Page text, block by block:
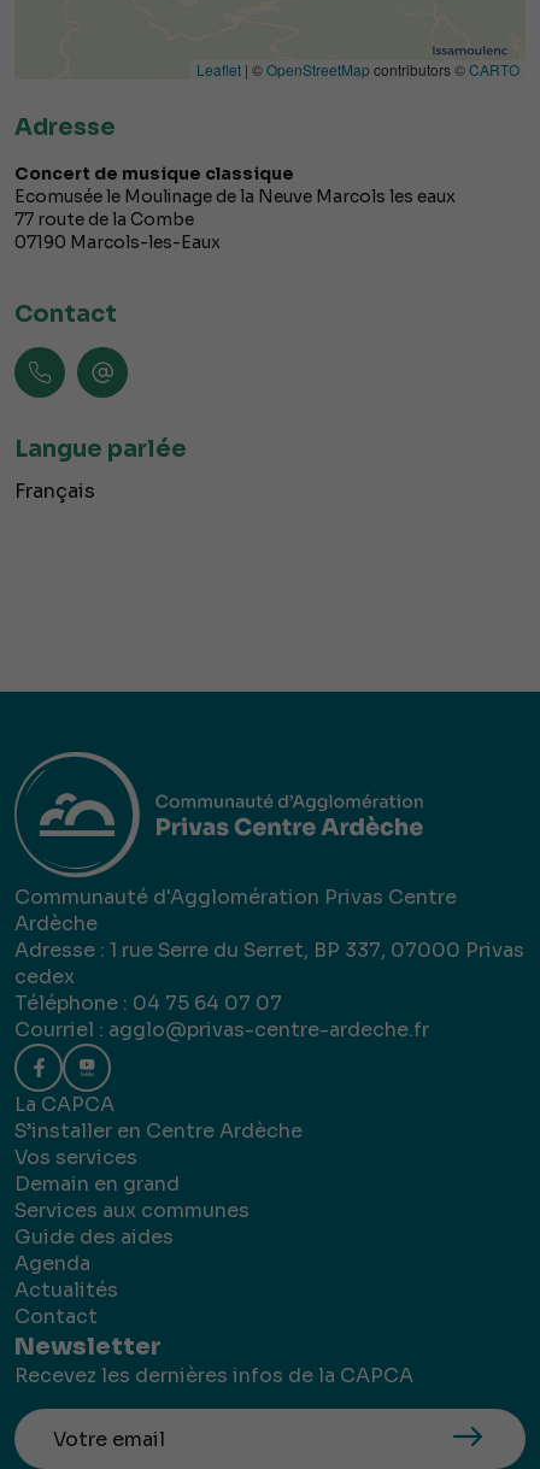
Leaflet | ©OpenStreetMap contributors ©CARTO
Adresse
Concert de musique classique
Ecomusée le Moulinage de la Neuve Marcols les eaux
77 route de la Combe
07190 Marcols-les-Eaux
Contact
Langue parlée
Français
Communauté d'Agglomération Privas Centre
Ardèche
Adresse : 1 rue Serre du Serret, BP 337, 07000 Privas
cedex
Téléphone : 04 75 64 07 07
Courriel : agglo@privas-centre-ardeche.fr
La CAPCA
S’installer en Centre Ardèche
Vos services
Demain en grand
Services aux communes
Guide des aides
Agenda
Actualités
Contact
Newsletter
Recevez les dernières infos de la CAPCA